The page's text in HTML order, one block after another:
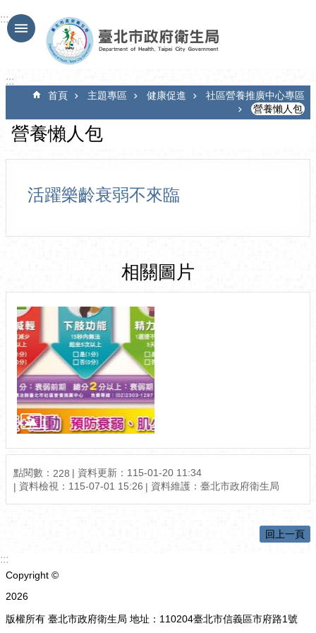
跳到主要內容區塊
:::
:::
首頁 主題專區 健康促進
社區營養推廣中心專區
營養懶人包
營養懶人包
活躍樂齡衰弱不來臨
相關圖片
點閱數： 228
資料更新：115-01-20 11:34
資料檢視：115-07-01 15:26
資料維護：臺北市政府衛生局
回上一頁
:::
Copyright ©
2026
版權所有 臺北市政府衛生局 地址：110204臺北市信義區市府路1號